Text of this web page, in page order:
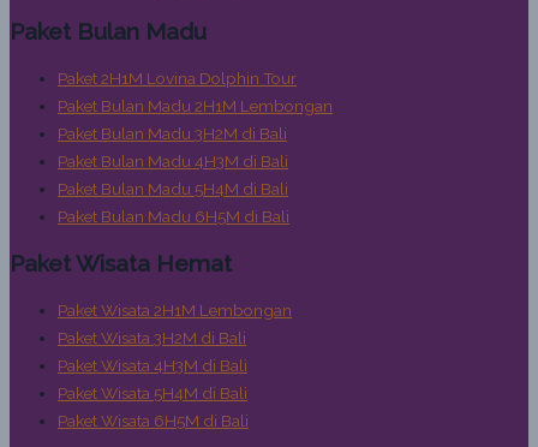
Paket Bulan Madu
Paket 2H1M Lovina Dolphin Tour
Paket Bulan Madu 2H1M Lembongan
Paket Bulan Madu 3H2M di Bali
Paket Bulan Madu 4H3M di Bali
Paket Bulan Madu 5H4M di Bali
Paket Bulan Madu 6H5M di Bali
Paket Wisata Hemat
Paket Wisata 2H1M Lembongan
Paket Wisata 3H2M di Bali
Paket Wisata 4H3M di Bali
Paket Wisata 5H4M di Bali
Paket Wisata 6H5M di Bali